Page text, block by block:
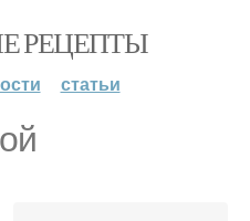
РЕЦЕПТЫ
статьи